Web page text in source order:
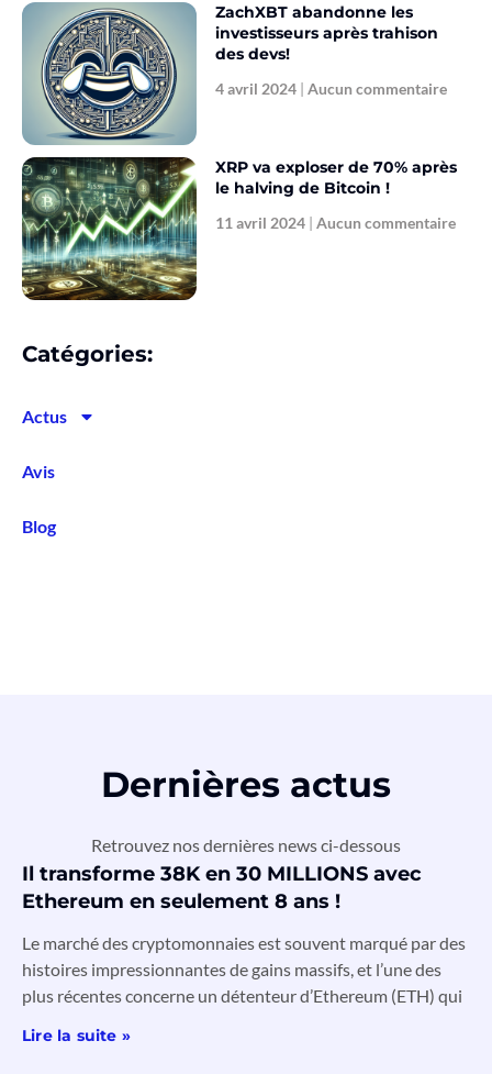
ZachXBT abandonne les
investisseurs après trahison
des devs!
4 avril 2024 Aucun commentaire
XRP va exploser de 70% après
le halving de Bitcoin !
11 avril 2024 Aucun commentaire
Catégories:
Actus
Avis
Blog
Dernières actus
Retrouvez nos dernières news ci-dessous
Il transforme 38K en 30 MILLIONS avec
Ethereum en seulement 8 ans !
Le marché des cryptomonnaies est souvent marqué par des
histoires impressionnantes de gains massifs, et l’une des
plus récentes concerne un détenteur d’Ethereum (ETH) qui
Lire la suite »